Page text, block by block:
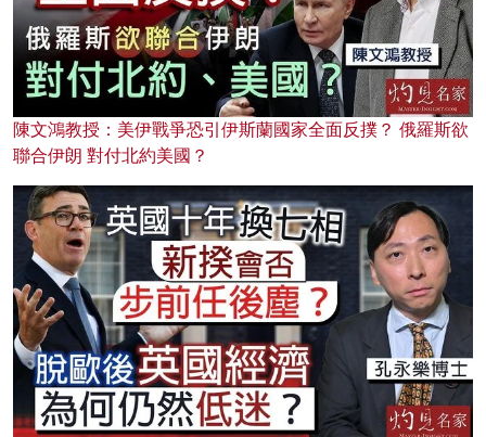
陳文鴻教授：美伊戰爭恐引伊斯蘭國家全面反撲？ 俄羅斯欲
聯合伊朗 對付北約美國？